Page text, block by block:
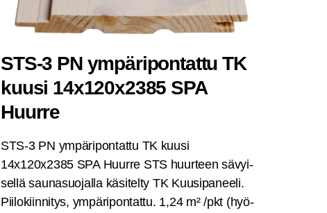
STS‑3 PN ympä­ri­pon­tat­tu TK
kuusi 14x120x2385 SPA
Huurre
STS‑3 PN ympä­ri­pon­tat­tu TK kuusi
14x120x2385 SPA Huur­re STS huur­teen sävyi­
sel­lä sau­na­suo­jal­la käsi­tel­ty TK Kuusi­pa­nee­li.
Pii­lo­kiin­ni­tys, ympä­ri­pon­tat­tu. 1,24 m² /pkt (hyö­